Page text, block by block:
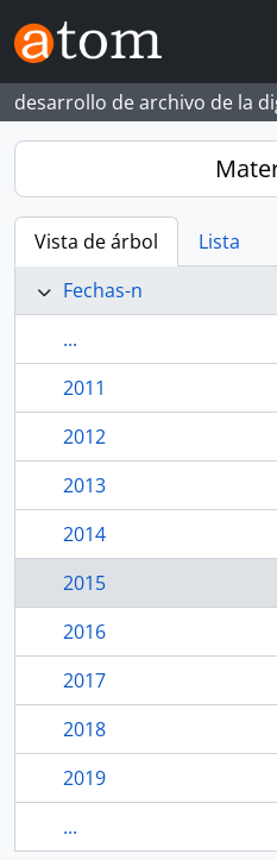
Skip to main content
desarrollo de archivo de la
Vista de árbol Lista
Fechas-n
...
2011
2012
2013
2014
2015
2016
2017
2018
2019
...